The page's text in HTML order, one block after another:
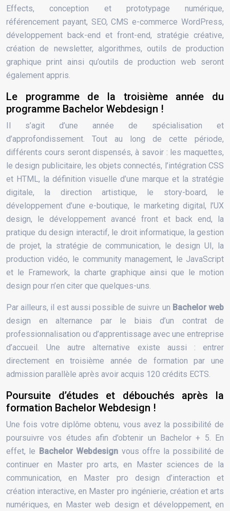
Effects, conception et prototypage numérique,
référencement payant, SEO, CMS e-commerce WordPress,
développement back-end et front-end, stratégie créative,
création de newsletter, algorithmes, outils de production
graphique print ainsi qu’outils de production web seront
également appris.
Le programme de la troisième année du
programme Bachelor Webdesign !
Il s’agit d’une année de spécialisation et
d’approfondissement. Tout au long de cette période,
différents cours seront dispensés, à savoir : les maquettes,
le design publicitaire, les objets connectés, l’intégration CSS
et HTML, la définition visuelle d’une marque et la stratégie
digitale, la direction artistique, le story-board, le
développement d’une e-boutique, le marketing digital, l’UX
design, le développement avancé front et back end, la
pratique du design interactif, le droit informatique, la gestion
de projet, la stratégie de communication, le design UI, la
production vidéo, le community management, le JavaScript
et le Framework, la charte graphique ainsi que le motion
design pour n’en citer que quelques-uns.
Par ailleurs, il est aussi possible de suivre un Bachelor web
design en alternance par le biais d’un contrat de
professionnalisation ou d’apprentissage avec une entreprise
d’accueil. Une autre alternative existe aussi : entrer
directement en troisième année de formation par une
admission parallèle après avoir acquis 120 crédits ECTS.
Poursuite d’études et débouchés après la
formation Bachelor Webdesign !
Une fois votre diplôme obtenu, vous avez la possibilité de
poursuivre vos études afin d’obtenir un Bachelor + 5. En
effet, le Bachelor Webdesign vous offre la possibilité de
continuer en Master pro arts, en Master sciences de la
communication, en Master pro design d’interaction et
création interactive, en Master pro ingénierie, création et arts
numériques, en Master web design et développement, en